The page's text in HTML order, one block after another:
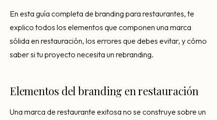
En esta guía completa de branding para restaurantes, te
explico todos los elementos que componen una marca
sólida en restauración, los errores que debes evitar, y cómo
saber si tu proyecto necesita un rebranding.
Elementos del branding en restauración
Una marca de restaurante exitosa no se construye sobre un